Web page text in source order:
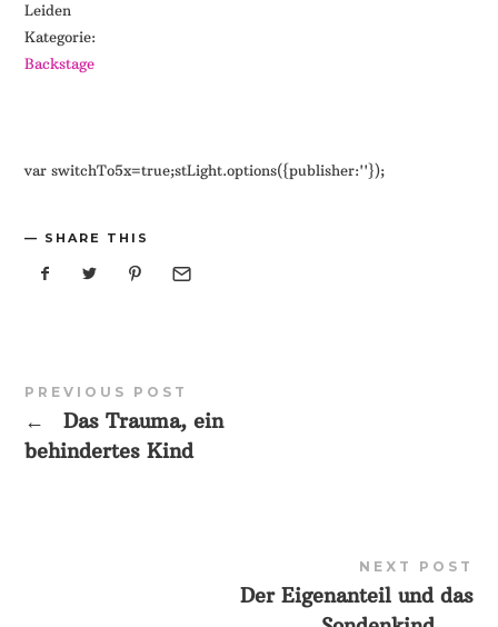
Leiden
Kategorie:
Backstage
var switchTo5x=true;stLight.options({publisher:''});
SHARE THIS
PREVIOUS POST
←
Das Trauma, ein
behindertes Kind
NEXT POST
Der Eigenanteil und das